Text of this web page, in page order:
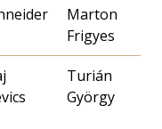
Marton
Frigyes
Turián
György